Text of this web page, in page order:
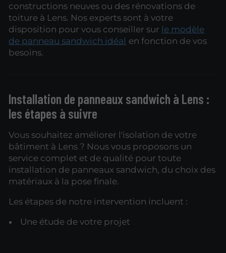
constructions neuves ou des rénovations de
toiture à Lens. Nos experts sont à votre
disposition pour vous conseiller sur le modèle
de panneau sandwich idéal en fonction de vos
besoins.
Installation de panneaux sandwich à Lens :
les étapes à suivre
Vous souhaitez améliorer l'isolation de votre
bâtiment à Lens ? Nous vous proposons un
service complet et de qualité pour toute
installation de panneaux sandwich, du choix des
matériaux à la pose finale.
Les étapes de notre intervention incluent :
Une étude de votre projet